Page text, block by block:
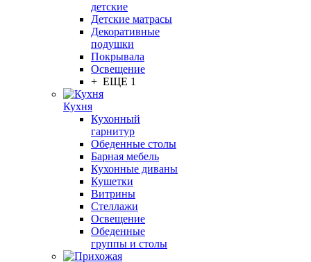
детские
Детские матрасы
Декоративные
подушки
Покрывала
Освещение
+ ЕЩЕ 1
Кухня
Кухонный
гарнитур
Обеденные столы
Барная мебель
Кухонные диваны
Кушетки
Витрины
Стеллажи
Освещение
Обеденные
группы и столы